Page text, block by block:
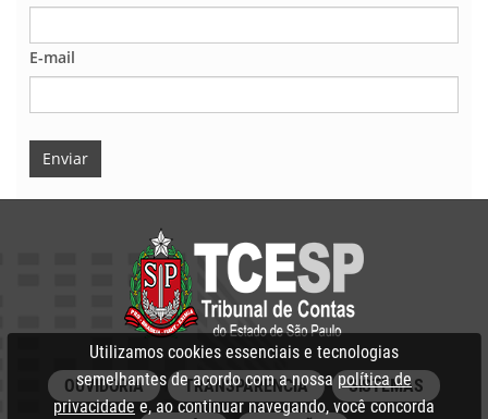
E-mail
Enviar
OUVIDORIA TRANSPARÊNCIA SISTEMAS
Utilizamos cookies essenciais e tecnologias
semelhantes de acordo com a nossapolítica de
privacidadee, ao continuar navegando, você concorda